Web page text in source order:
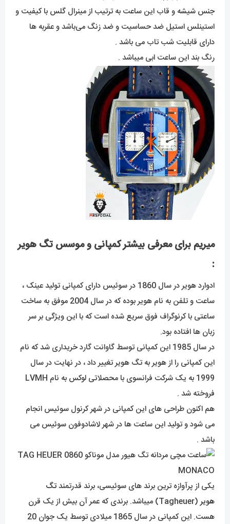
جنس شیشه و قاب این ساعت به ترتیب از مینرال گلس با کیفیت و
استینلس استیل ضد حساسیت و ضد زنگ می‌باشد و عقربه ها
دارای قابلیت شب تاب می باشد .
رنگ بند این ساعت ابی میباشد .
میریم برای معرفی بیشتر کمپانی و موسس تگ هویر
:
ادوارد هویر در سال 1860 در سوئیس دارای کمپانی تولید عینک ،
ساعت و تلفن به نام هویر بوده که در سال 2004 موفق به ساخت
ساعتی با کرنوگراف فوق سریع شده است که با این ویژگی بر سر
زبان ها افتاده بود.
در سال 1985 این کمپانی توسط گاوانت گارد خریداری شد که نام
این کمپانی را از هویر به تگ هویر تغییر داد ، در نهایت در سال
1999 به یک شرکت فرانسوی با محصلاتی لوکس به نام LVMH
فروخته شد .
هم اکنون طراحی های این کمپانی در شهر کرنول سوئیس انجام
می شود و تولید این ساعت ها در شهر لاشادوفون سوئیس می
باشد .
یکی از پرآوازه ترین برند های سوئیسی، برند قدرتمندتگ
هویر
(Tagheuer) میباشد. برندی که عمر آن بیش از یک قرن
هست. این کمپانی در سال 1865 میلادی توسط یک جوان 20